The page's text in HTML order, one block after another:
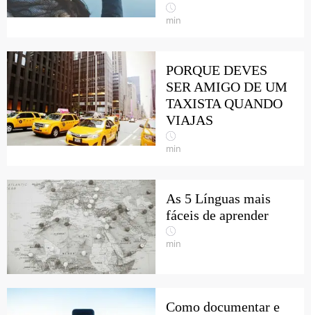
min
PORQUE DEVES
SER AMIGO DE UM
TAXISTA QUANDO
VIAJAS
min
As 5 Línguas mais
fáceis de aprender
min
Como documentar e